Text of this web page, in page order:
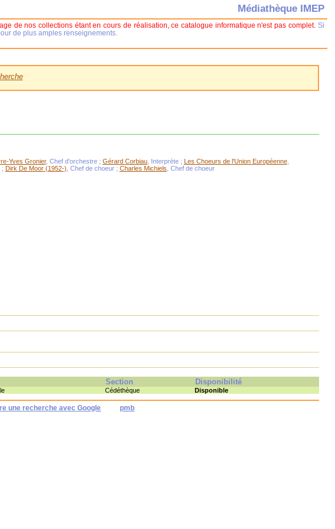
Yves Gronier, Chef d'orchestre ; Gérard Corbiau, Interprète ; Les Choeurs de l'Union Européenne,
; Dirk De Moor (1952-) , Chef de choeur ; Charles Michiels , Chef de choeur
Section Disponibilité
Cédéthèque Disponible
une recherche avec Google pmb
Médiathèque IMEP
de nos collections étant en cours de réalisation, ce catalogue informatique n'est pas complet. Si
de plus amples renseignements.